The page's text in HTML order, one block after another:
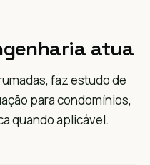
atua
faz estudo de
para condomínios,
quando aplicável.